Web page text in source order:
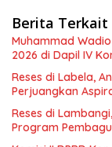
Berita Terkait
Muhammad Wadio
2026 di Dapil IV
Reses di Labela,
Perjuangkan
Reses di
Program